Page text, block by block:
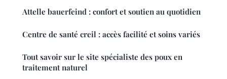
Attelle bauerfeind : confort et soutien au quotidien
Centre de santé creil : accès facilité et soins variés
Tout savoir sur le site spécialiste des poux en
traitement naturel